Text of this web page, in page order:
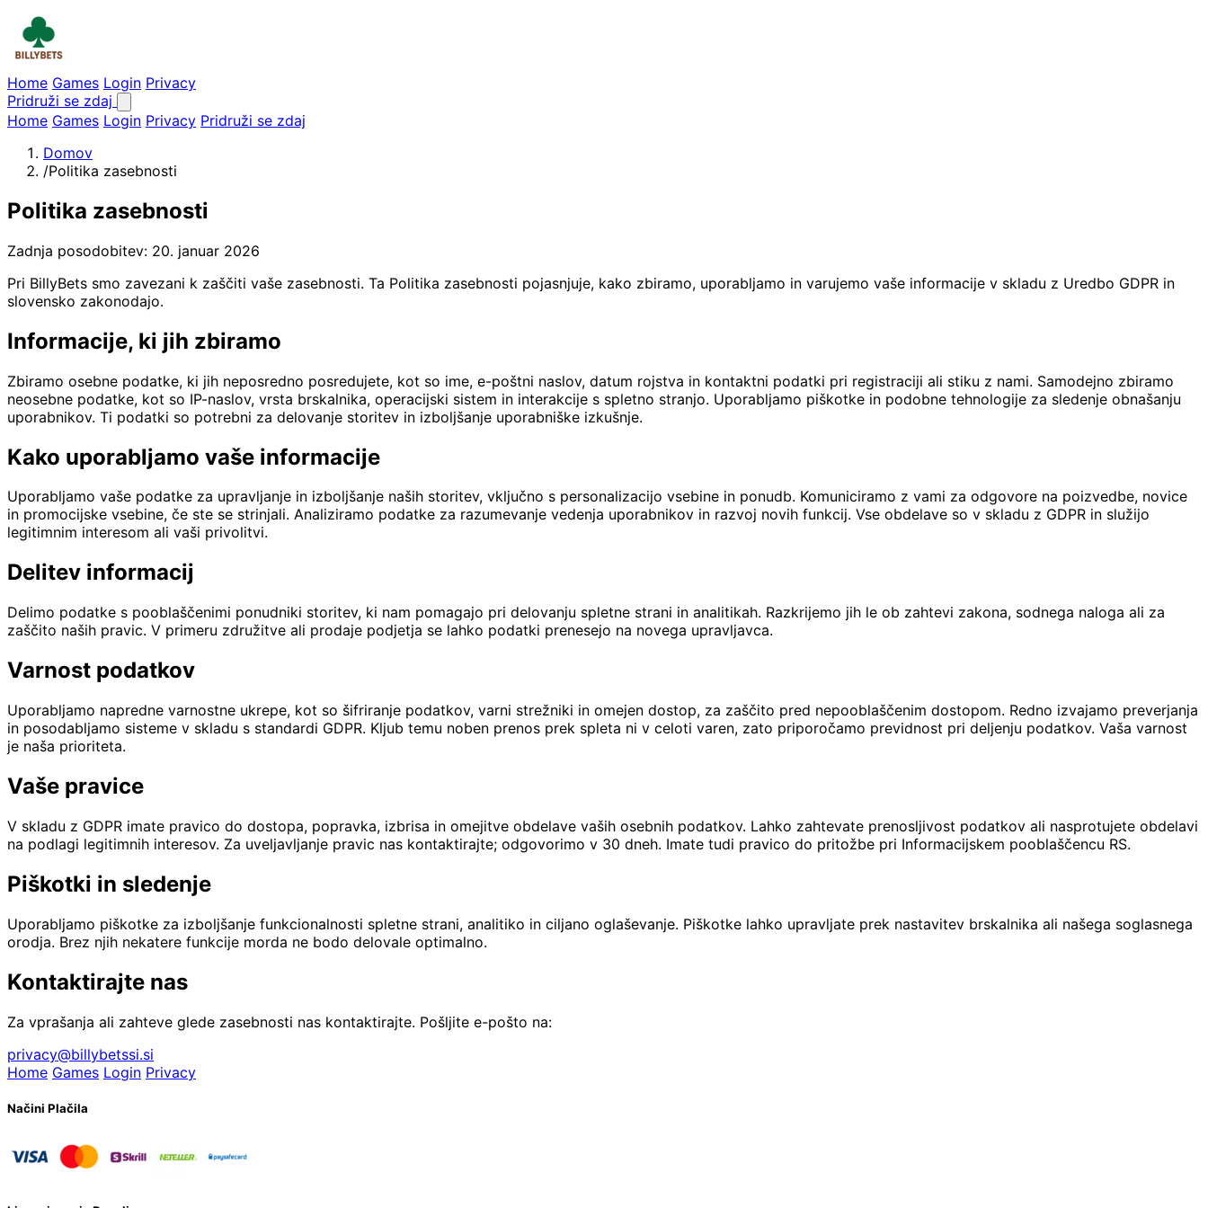
Home Games Login Privacy
Pridruži se zdaj
Home Games Login Privacy Pridruži se zdaj
Domov
/Politika zasebnosti
Politika zasebnosti
Zadnja posodobitev: 20. januar 2026
Pri BillyBets smo zavezani k zaščiti vaše zasebnosti. Ta Politika zasebnosti pojasnjuje, kako zbiramo, uporabljamo in varujemo vaše informacije v skladu z Uredbo GDPR in
slovensko zakonodajo.
Informacije, ki jih zbiramo
Zbiramo osebne podatke, ki jih neposredno posredujete, kot so ime, e-poštni naslov, datum rojstva in kontaktni podatki pri registraciji ali stiku z nami. Samodejno zbiramo
neosebne podatke, kot so IP-naslov, vrsta brskalnika, operacijski sistem in interakcije s spletno stranjo. Uporabljamo piškotke in podobne tehnologije za sledenje obnašanju
uporabnikov. Ti podatki so potrebni za delovanje storitev in izboljšanje uporabniške izkušnje.
Kako uporabljamo vaše informacije
Uporabljamo vaše podatke za upravljanje in izboljšanje naših storitev, vključno s personalizacijo vsebine in ponudb. Komuniciramo z vami za odgovore na poizvedbe, novice
in promocijske vsebine, če ste se strinjali. Analiziramo podatke za razumevanje vedenja uporabnikov in razvoj novih funkcij. Vse obdelave so v skladu z GDPR in služijo
legitimnim interesom ali vaši privolitvi.
Delitev informacij
Delimo podatke s pooblaščenimi ponudniki storitev, ki nam pomagajo pri delovanju spletne strani in analitikah. Razkrijemo jih le ob zahtevi zakona, sodnega naloga ali za
zaščito naših pravic. V primeru združitve ali prodaje podjetja se lahko podatki prenesejo na novega upravljavca.
Varnost podatkov
Uporabljamo napredne varnostne ukrepe, kot so šifriranje podatkov, varni strežniki in omejen dostop, za zaščito pred nepooblaščenim dostopom. Redno izvajamo preverjanja
in posodabljamo sisteme v skladu s standardi GDPR. Kljub temu noben prenos prek spleta ni v celoti varen, zato priporočamo previdnost pri deljenju podatkov. Vaša varnost
je naša prioriteta.
Vaše pravice
V skladu z GDPR imate pravico do dostopa, popravka, izbrisa in omejitve obdelave vaših osebnih podatkov. Lahko zahtevate prenosljivost podatkov ali nasprotujete obdelavi
na podlagi legitimnih interesov. Za uveljavljanje pravic nas kontaktirajte; odgovorimo v 30 dneh. Imate tudi pravico do pritožbe pri Informacijskem pooblaščencu RS.
Piškotki in sledenje
Uporabljamo piškotke za izboljšanje funkcionalnosti spletne strani, analitiko in ciljano oglaševanje. Piškotke lahko upravljate prek nastavitev brskalnika ali našega soglasnega
orodja. Brez njih nekatere funkcije morda ne bodo delovale optimalno.
Kontaktirajte nas
Za vprašanja ali zahteve glede zasebnosti nas kontaktirajte. Pošljite e-pošto na:
privacy@billybetssi.si
Home Games Login Privacy
Načini Plačila